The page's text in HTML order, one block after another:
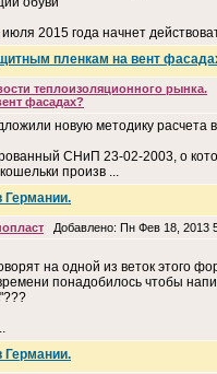
июля 2015 года начнет
пленкам на вент
теплоизоляционного рынка.
фасадах?
новую методику расчета
СНиП 23-02-2003, о
произв ...
Германии.
Добавлено: Пн Фев 18,
на одной из веток этого
понадобилось чтобы
Германии.